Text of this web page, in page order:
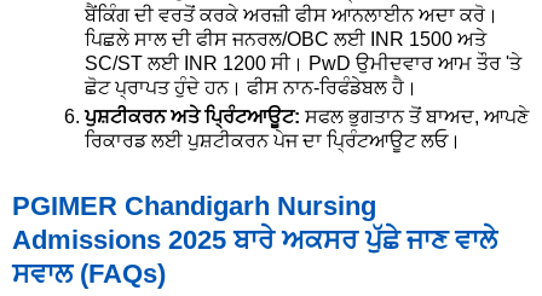
ਬੈਂਕਿੰਗ ਦੀ ਵਰਤੋਂ ਕਰਕੇ ਅਰਜ਼ੀ ਫੀਸ ਆਨਲਾਈਨ ਅਦਾ ਕਰੋ।
ਪਿਛਲੇ ਸਾਲ ਦੀ ਫੀਸ ਜਨਰਲ/OBC ਲਈ INR 1500 ਅਤੇ
SC/ST ਲਈ INR 1200 ਸੀ। PwD ਉਮੀਦਵਾਰ ਆਮ ਤੌਰ 'ਤੇ
ਛੋਟ ਪ੍ਰਾਪਤ ਹੁੰਦੇ ਹਨ। ਫੀਸ ਨਾਨ-ਰਿਫੰਡੇਬਲ ਹੈ।
ਪੁਸ਼ਟੀਕਰਨ ਅਤੇ ਪ੍ਰਿੰਟਆਊਟ: ਸਫਲ ਭੁਗਤਾਨ ਤੋਂ ਬਾਅਦ, ਆਪਣੇ
ਰਿਕਾਰਡ ਲਈ ਪੁਸ਼ਟੀਕਰਨ ਪੇਜ ਦਾ ਪ੍ਰਿੰਟਆਊਟ ਲਓ।
PGIMER Chandigarh Nursing
Admissions 2025 ਬਾਰੇ ਅਕਸਰ ਪੁੱਛੇ ਜਾਣ ਵਾਲੇ
ਸਵਾਲ (FAQs)